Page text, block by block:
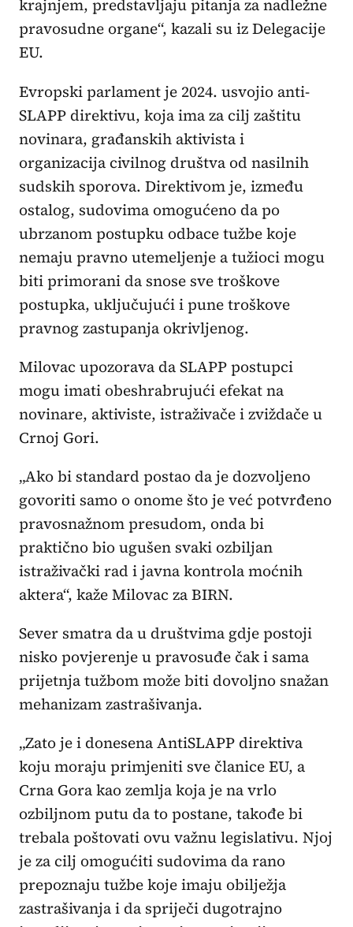
krajnjem, predstavljaju pitanja za nadležne
pravosudne organe“, kazali su iz Delegacije
EU.
Evropski parlament je 2024. usvojio anti-
SLAPP direktivu, koja ima za cilj zaštitu
novinara, građanskih aktivista i
organizacija civilnog društva od nasilnih
sudskih sporova. Direktivom je, između
ostalog, sudovima omogućeno da po
ubrzanom postupku odbace tužbe koje
nemaju pravno utemeljenje a tužioci mogu
biti primorani da snose sve troškove
postupka, uključujući i pune troškove
pravnog zastupanja okrivljenog.
Milovac upozorava da SLAPP postupci
mogu imati obeshrabrujući efekat na
novinare, aktiviste, istraživače i zviždače u
Crnoj Gori.
„Ako bi standard postao da je dozvoljeno
govoriti samo o onome što je već potvrđeno
pravosnažnom presudom, onda bi
praktično bio ugušen svaki ozbiljan
istraživački rad i javna kontrola moćnih
aktera“, kaže Milovac za BIRN.
Sever smatra da u društvima gdje postoji
nisko povjerenje u pravosuđe čak i sama
prijetnja tužbom može biti dovoljno snažan
mehanizam zastrašivanja.
„Zato je i donesena AntiSLAPP direktiva
koju moraju primjeniti sve članice EU, a
Crna Gora kao zemlja koja je na vrlo
ozbiljnom putu da to postane, takođe bi
trebala poštovati ovu važnu legislativu. Njoj
je za cilj omogućiti sudovima da rano
prepoznaju tužbe koje imaju obilježja
zastrašivanja i da spriječi dugotrajno